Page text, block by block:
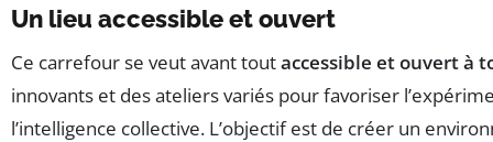
Un lieu accessible et ouvert
Ce carrefour se veut avant toutaccessible et ouvert à
innovants et des ateliers variés pour favoriser
l’intelligence collective. L’objectif est de créer un